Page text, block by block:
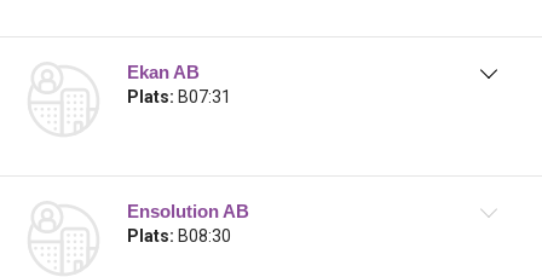
Ekan AB
Plats: B07:31
Ensolution AB
Plats: B08:30